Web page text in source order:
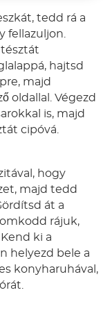
tedd rá a
fellazuljon.
tésztát
hajtsd
majd
oldallal. Végezd
is, majd
cipóvá.
hogy
majd tedd
át a
rájuk,
ki a
helyezd bele a
konyharuhával,